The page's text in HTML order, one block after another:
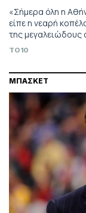
«Σήμερα όλη η
είπε η νεαρή
της μεγαλειώδους
TO10
ΜΠΑΣΚΕΤ